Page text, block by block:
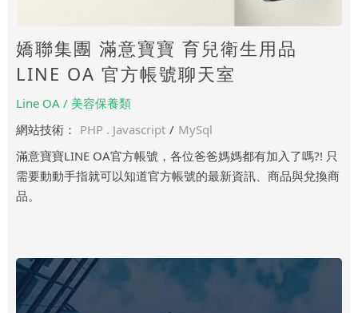
嬌聯集團 滿意寶寶 育兒衛生用品
LINE OA 官方帳號聊天室
Line OA / 美容保養類
網站技術： PHP . Javascript / MySql
滿意寶寶LINE OA官方帳號，各位爸爸媽媽都有加入了嗎?! 只
需要動動手指就可以知道官方帳號的最新資訊、商品與兌換商
品。